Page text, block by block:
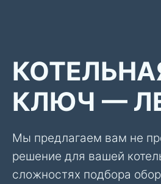
КЛЮЧ —
Мы предлагаем вам не
решение для вашей
сложностях подбора